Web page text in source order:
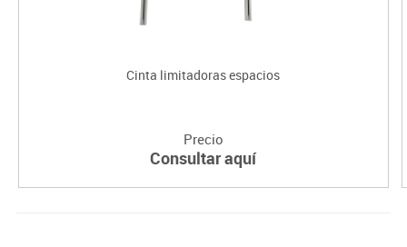
Cinta limitadoras espacios
Precio
Consultar aquí